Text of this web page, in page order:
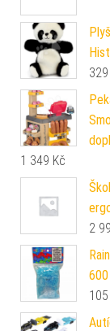
329
1 349 Kč
2
105